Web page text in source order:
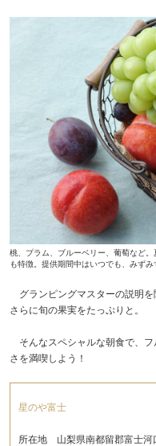
桃、プラム、ブルーベリー、葡萄など
も特徴。提供期間中はいつでも、みず
グランピングマスターの説明を
さらに旬の果実をたっぷりと。
そんなスペシャルな朝食で、フ
さを満喫しよう！
星のや富士
所在地 山梨県南都留郡富士河